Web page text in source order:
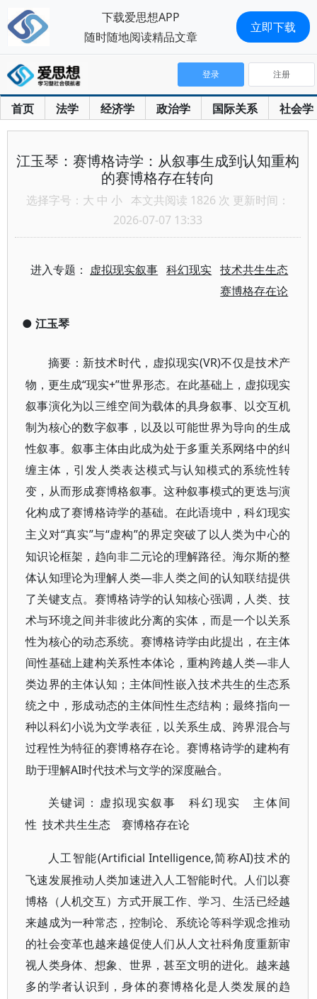
首页 法学 经济学 政治学 国际关系 社会学
登录 注册
江玉琴：赛博格诗学：从叙事生成到认知重构
的赛博格存在转向
选择字号： 大 中 小 本文共阅读 1826 次 更新时间：
2026-07-07 13:33
进入专题： 虚拟现实叙事 科幻现实 技术共生生态
赛博格存在论
● 江玉琴
摘要 ： 新技术时代，虚拟现实(VR)不仅是技术产
物，更生成“现实+”世界形态。在此基础上，虚拟现实
叙事演化为以三维空间为载体的具身叙事 、以交互机
制为核心的数字叙事，以及以可能世界为导向的生成
性叙事。叙事主体由此成为处于多重关系网络中的纠
缠主体，引发人类表达模式与认知模式的系统性转
变，从而形成赛博格叙事。这种叙事模式的更迭与演
化构成了赛博格诗学的基础。在此语境中，科幻现实
主义对“真实”与“虚构”的界定突破了以人类为中心的
知识论框架，趋向非二元论的理解路径。海尔斯的整
体认知理论为理解人类—非人类之间的认知联结提供
了关键支点。赛博格诗学的认知核心强调，人类、技
术与环境之间并非彼此分离的实体，而是一个以关系
性为核心的动态系统。赛博格诗学由此提出，在主体
间性基础上建构关系性本体论，重构跨越人类—非人
类边界的主体认知；主体间性嵌入技术共生的生态系
统之中，形成动态的主体间性生态结构；最终指向一
种以科幻小说为文学表征，以关系生成、跨界混合与
过程性为特征的赛博格存在论。赛博格诗学的建构有
助于理解AI时代技术与文学的深度融合。
关键词 ：
虚拟现实叙事 科幻现实 主体间
性 技术共生生态 赛博格存在论
人工智能(Artificial Intelligence,简称AI)技术的
飞速发展推动人类加速进入人工智能时代。人们以赛
博格（人机交互）方式开展工作、学习、生活已经越
来越成为一种常态，控制论、系统论等科学观念推动
的社会变革也越来越促使人们从人文社科角度重新审
视人类身体、想象、世界，甚至文明的进化。越来越
多的学者认识到，身体的赛博格化是人类发展的趋
下载爱思想APP
随时随地阅读精品文章
立即下载